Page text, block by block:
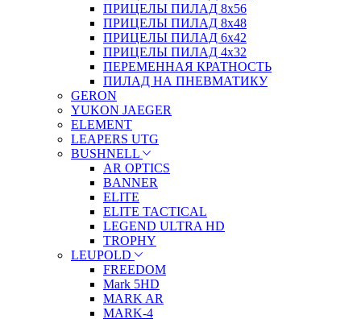
ПРИЦЕЛЫ ПИЛАД 8х56
ПРИЦЕЛЫ ПИЛАД 8х48
ПРИЦЕЛЫ ПИЛАД 6х42
ПРИЦЕЛЫ ПИЛАД 4х32
ПЕРЕМЕННАЯ КРАТНОСТЬ
ПИЛАД НА ПНЕВМАТИКУ
GERON
YUKON JAEGER
ELEMENT
LEAPERS UTG
BUSHNELL
AR OPTICS
BANNER
ELITE
ELITE TACTICAL
LEGEND ULTRA HD
TROPHY
LEUPOLD
FREEDOM
Mark 5HD
MARK AR
MARK-4